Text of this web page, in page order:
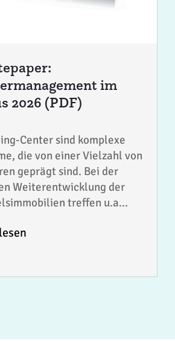
im
2026 (PDF)
Center sind komplexe
die von einer Vielzahl von
geprägt sind. Bei der
Weiterentwicklung der
treffen u.a...